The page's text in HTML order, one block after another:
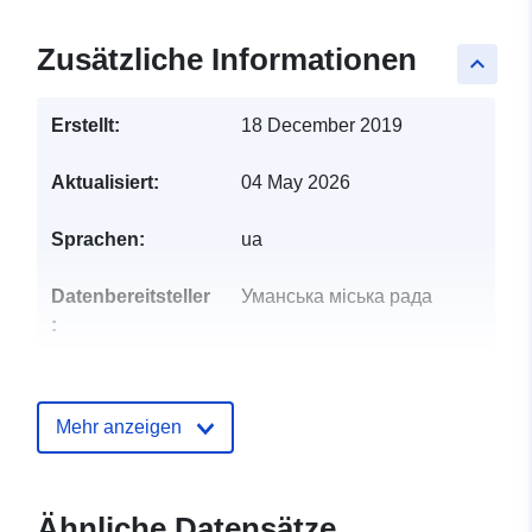
keyboard_arrow_up
Zusätzliche Informationen
Erstellt: 18 December 2019
Aktualisiert: 04 May 2026
Sprachen: ua
Datenbereitsteller
:
Уманська міська рада
eiten:
Mehr anzeigen